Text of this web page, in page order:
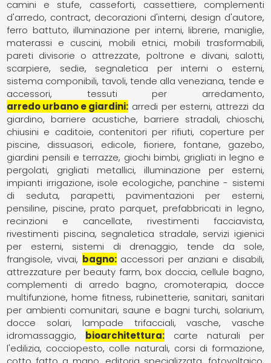
camini e stufe
casseforti cassettiere
complementi
d'arredo contract decorazioni d'interni design d'autore
ferro battuto illuminazione per interni librerie maniglie
materassi e cuscini
mobili etnici
mobili trasformabili
pareti divisorie o attrezzate poltrone e divani
salotti
scarpiere
sedie
segnaletica per interni o esterni
sistema componibili tavoli tende alla veneziana tende e
accessori
tessuti per arredamento
arredo urbano e giardini arredi per esterni attrezzi da
giardino
barriere acustiche barriere stradali
chioschi
chiusini e caditoie
contenitori per rifiuti
coperture per
piscine
dissuasori edicole fioriere fontane
gazebo
giardini pensili e terrazze giochi bimbi grigliati in legno e
pergolati
grigliati metallici
illuminazione per esterni
impianti irrigazione isole ecologiche panchine - sistemi
di seduta
parapetti
pavimentazioni per esterni
pensiline piscine prato parquet prefabbricati in legno
recinzioni e cancellate
rivestimenti facciavista
rivestimenti piscina segnaletica stradale servizi igienici
per esterni
sistemi di drenaggio
tende da sole,
frangisole vivai bagno accessori per anziani e disabili
attrezzature per beauty farm box doccia cellule bagno
complementi di arredo bagno
cromoterapia
docce
multifunzione home fitness rubinetterie sanitari sanitari
per ambienti comunitari saune e bagni turchi solarium,
docce solari, lampade trifacciali
vasche
vasche
idromassaggio
bioarchitettura
carte naturali per
l'edilizia cocciopesto colle naturali corsi di formazione